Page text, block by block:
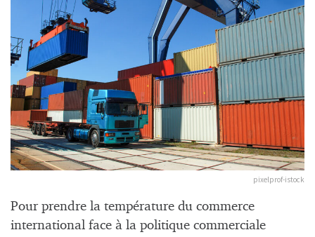
pixelprof-istock
Pour prendre la température du commerce
international face à la politique commerciale